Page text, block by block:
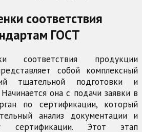
соответствия
ГОСТ
соответствия продукции
собой комплексный
тщательной подготовки и
она с подачи заявки в
по сертификации, который
анализ документации и
сертификации. Этот этап